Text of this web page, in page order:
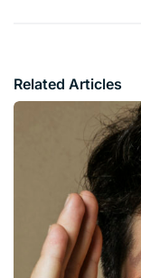
Related Articles